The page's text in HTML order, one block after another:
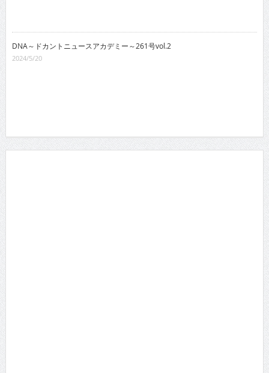
DNA～ドカントニュースアカデミー～261号vol.2
2024/5/20